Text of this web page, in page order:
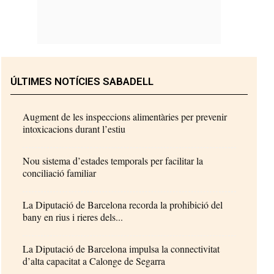
ÚLTIMES NOTÍCIES SABADELL
Augment de les inspeccions alimentàries per prevenir
intoxicacions durant l’estiu
Nou sistema d’estades temporals per facilitar la
conciliació familiar
La Diputació de Barcelona recorda la prohibició del
bany en rius i rieres dels...
La Diputació de Barcelona impulsa la connectivitat
d’alta capacitat a Calonge de Segarra